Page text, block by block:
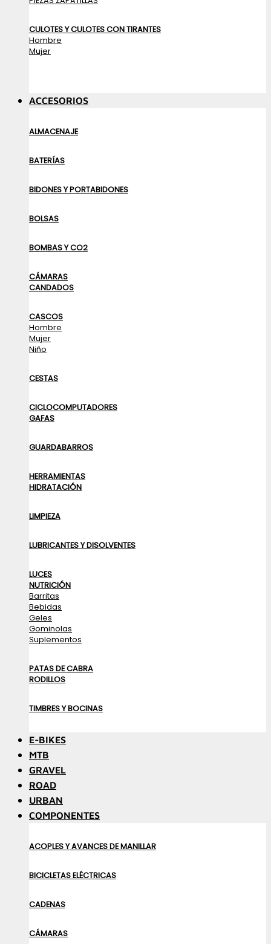
CULOTES Y CULOTES CON TIRANTES
Hombre
Mujer
ACCESORIOS
ALMACENAJE
BATERÍAS
BIDONES Y PORTABIDONES
BOLSAS
BOMBAS Y CO2
CÁMARAS
CANDADOS
CASCOS
Hombre
Mujer
Niño
CESTAS
CICLOCOMPUTADORES
GAFAS
GUARDABARROS
HERRAMIENTAS
HIDRATACIÓN
LIMPIEZA
LUBRICANTES Y DISOLVENTES
LUCES
NUTRICIÓN
Barritas
Bebidas
Geles
Gominolas
Suplementos
PATAS DE CABRA
RODILLOS
TIMBRES Y BOCINAS
E-BIKES
MTB
GRAVEL
ROAD
URBAN
COMPONENTES
ACOPLES Y AVANCES DE MANILLAR
BICICLETAS ELÉCTRICAS
CADENAS
CÁMARAS